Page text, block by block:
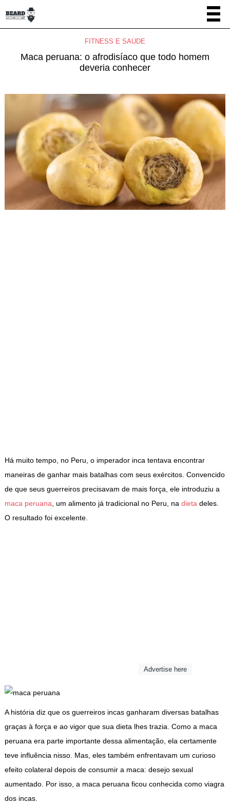
FITNESS E SAÚDE
Maca peruana: o afrodisíaco que todo homem
deveria conhecer
Há muito tempo, no Peru, o imperador inca tentava encontrar
maneiras de ganhar mais batalhas com seus exércitos. Convencido
de que seus guerreiros precisavam de mais força, ele introduziu a
maca peruana , um alimento já tradicional no Peru, na dieta deles.
O resultado foi excelente.
Advertise here
A história diz que os guerreiros incas ganharam diversas batalhas
graças à força e ao vigor que sua dieta lhes trazia. Como a maca
peruana era parte importante dessa alimentação, ela certamente
teve influência nisso. Mas, eles também enfrentavam um curioso
efeito colateral depois de consumir a maca: desejo sexual
aumentado. Por isso, a maca peruana ficou conhecida como viagra
dos incas.